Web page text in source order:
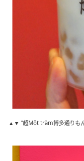
▲▼ “超Một trăm博多通りもん